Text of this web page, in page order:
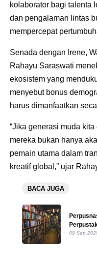
kolaborator bagi talenta
dan pengalaman lintas
mempercepat
Senada dengan Irene,
Rahayu Saraswati
ekosistem yang
menyebut bonus
harus dimanfaatkan
“Jika generasi muda
mereka bukan hanya
pemain utama dalam
kreatif global,” ujar
BACA JUGA
09 Sep